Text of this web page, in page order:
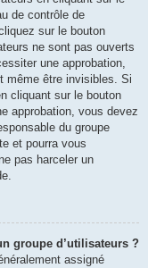
de contrôle de
sur le bouton
ne sont pas ouverts
une approbation,
même être invisibles. Si
cliquant sur le bouton
approbation, vous devez
du groupe
et pourra vous
pas harceler un
groupe d’utilisateurs ?
assigné